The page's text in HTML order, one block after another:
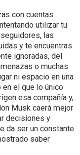
con cuentas
utilizar tu
las
y te encuentras
ignoradas, del
o muchas
ni espacio en una
el que lo único
esa compañía y,
Musk caerá mejor
decisiones y
da ser un constante
saber